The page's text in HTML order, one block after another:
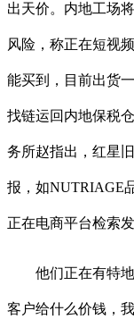
出天价。内地工场
风险，称正在短视
能买到，目前出货
找链运回内地保税
务所赵指出，红星
报，如NUTRIAGE
正在电商平台检索
他们正在有特地
客户给什么价钱，